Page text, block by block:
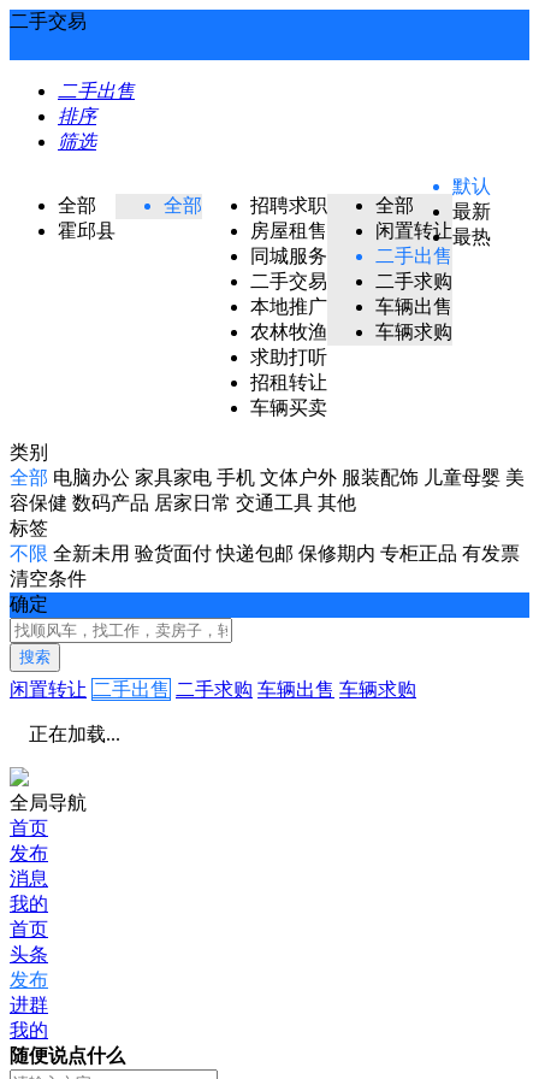
二手交易
二手出售
排序
筛选
全部
霍邱县
全部
招聘求职
房屋租售
同城服务
二手交易
本地推广
农林牧渔
求助打听
招租转让
车辆买卖
全部
闲置转让
二手出售
二手求购
车辆出售
车辆求购
默认
最新
最热
类别
全部 电脑办公 家具家电 手机 文体户外 服装配饰 儿童母婴 美
容保健 数码产品 居家日常 交通工具 其他
标签
不限 全新未用 验货面付 快递包邮 保修期内 专柜正品 有发票
清空条件
确定
搜索
闲置转让 二手出售 二手求购 车辆出售 车辆求购
正在加载...
全局导航
首页
发布
消息
我的
首页
头条
发布
进群
我的
随便说点什么